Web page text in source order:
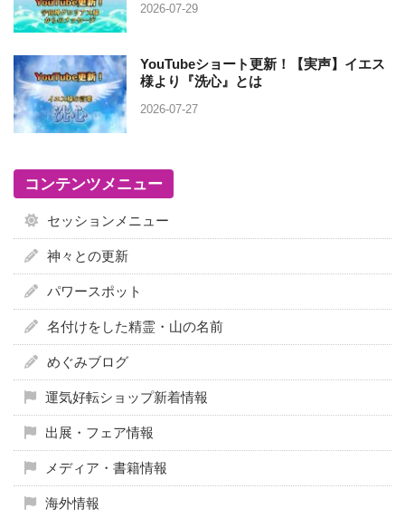
2026-07-29
YouTubeショート更新！【実声】イエス
様より『洗心』とは
2026-07-27
コンテンツメニュー
セッションメニュー
神々との更新
パワースポット
名付けをした精霊・山の名前
めぐみブログ
運気好転ショップ新着情報
出展・フェア情報
メディア・書籍情報
海外情報